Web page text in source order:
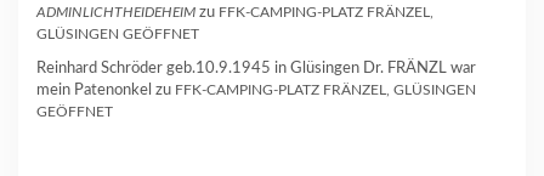
ADMINLICHTHEIDEHEIM zu FFK-CAMPING-PLATZ FRÄNZEL,
GLÜSINGEN GEÖFFNET
Reinhard Schröder geb.10.9.1945 in Glüsingen Dr. FRÄNZL war
mein Patenonkel zu FFK-CAMPING-PLATZ FRÄNZEL, GLÜSINGEN
GEÖFFNET